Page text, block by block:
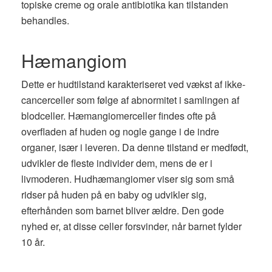
topiske creme og orale antibiotika kan tilstanden
behandles.
Hæmangiom
Dette er hudtilstand karakteriseret ved vækst af ikke-
cancerceller som følge af abnormitet i samlingen af ​​
blodceller. Hæmangiomerceller findes ofte på
overfladen af ​​huden og nogle gange i de indre
organer, især i leveren. Da denne tilstand er medfødt,
udvikler de fleste individer dem, mens de er i
livmoderen. Hudhæmangiomer viser sig som små
ridser på huden på en baby og udvikler sig,
efterhånden som barnet bliver ældre. Den gode
nyhed er, at disse celler forsvinder, når barnet fylder
10 år.